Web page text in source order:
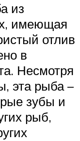
из
имеющая
отлив
в
Несмотря
эта рыба –
зубы и
рыб,